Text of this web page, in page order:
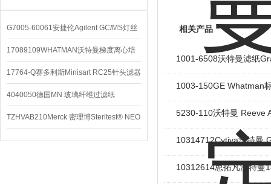
G7005-60061安捷伦Agilent GC/MS灯丝
配件
17089109WHATMAN沃特曼梯度离心培
养基
17764-Q赛多利斯Minisart RC25针头滤器
4040050德国MN 玻璃纤维过滤纸
TZHVAB210Merck 密理博Steritest® NEO
设备
相关产品
1001-6508沃特曼滤纸
1003-150GE Whatman
5230-110沃特曼 Reeve
10314712Cytiva沃特曼
10312614思拓凡沃特曼